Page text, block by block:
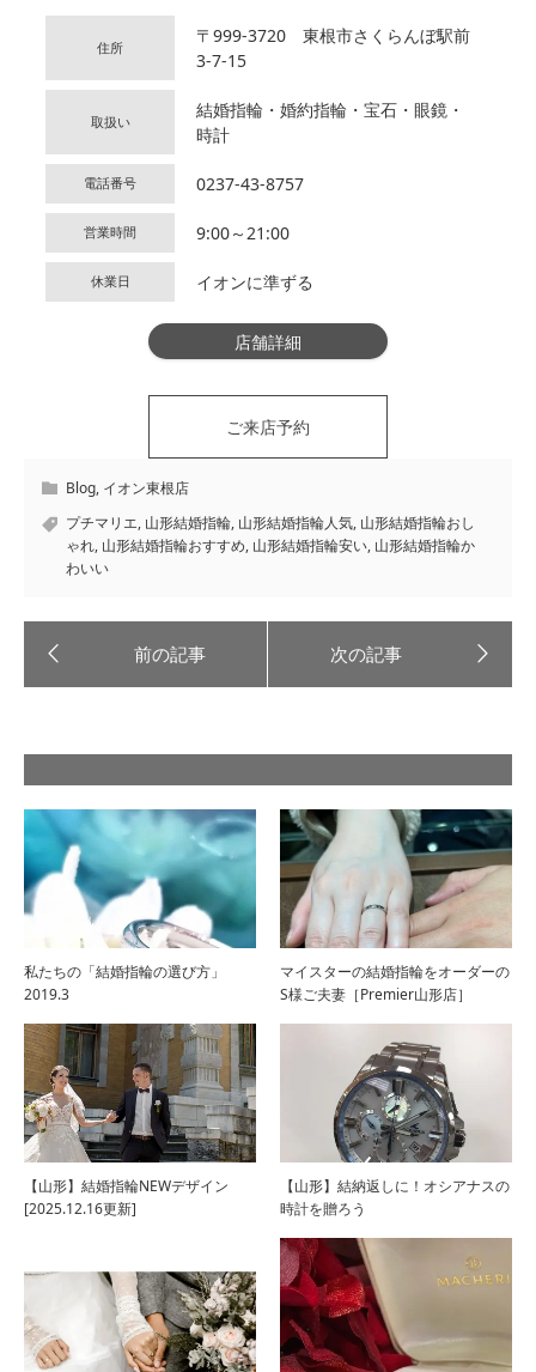
住所
〒999-3720 東根市さくらんぼ駅前
3-7-15
取扱い
結婚指輪・婚約指輪・宝石・眼鏡・
時計
電話番号 0237-43-8757
営業時間 9:00～21:00
休業日 イオンに準ずる
店舗詳細
ご来店予約
Blog, イオン東根店
プチマリエ, 山形結婚指輪, 山形結婚指輪人気, 山形結婚指輪おし
ゃれ, 山形結婚指輪おすすめ, 山形結婚指輪安い, 山形結婚指輪か
わいい
私たちの「結婚指輪の選び方」
2019.3
マイスターの結婚指輪をオーダーの
S様ご夫妻［Premier山形店］
【山形】結婚指輪NEWデザイン
[2025.12.16更新]
【山形】結納返しに！オシアナスの
時計を贈ろう